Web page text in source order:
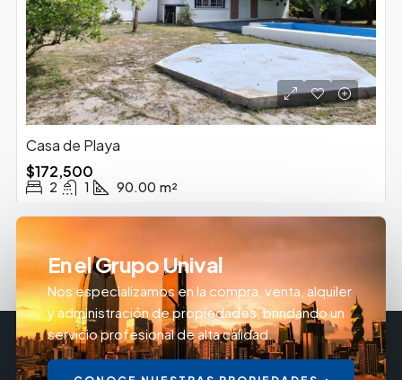
Casa de Playa
$172,500
2 1 90.00 m²
En el Grupo Unival
Nos especializamos en la compra, venta, alquiler
y administración de propiedades, brindando un
servicio profesional de alta calidad.